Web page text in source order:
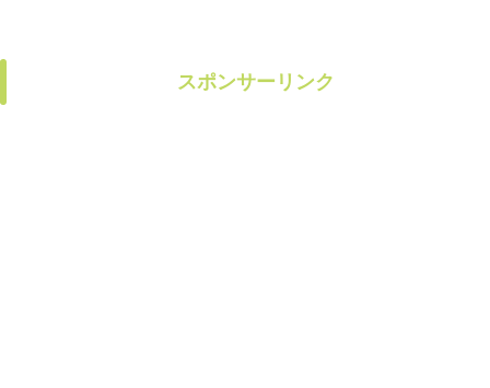
スポンサーリンク